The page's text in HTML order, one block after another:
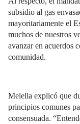
subsidio al gas
mayoritariamente el
muchos de nuestros
avanzar en acuerdos
comunidad.
Melella explicó que
principios comunes
consensuada.